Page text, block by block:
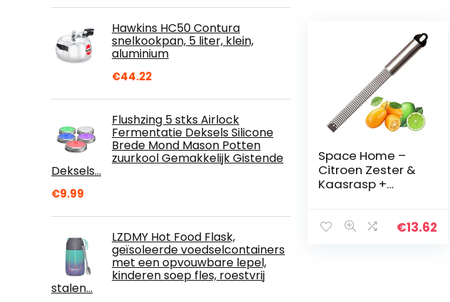
Hawkins HC50 Contura
snelkookpan, 5 liter, klein,
aluminium
€44.22
Flushzing 5 stks Airlock
Fermentatie Deksels Silicone
Brede Mond Mason Potten
zuurkool Gemakkelijk Gistende
Deksels…
€9.99
LZDMY Hot Food Flask,
geïsoleerde voedselcontainers
met een opvouwbare lepel,
kinderen soep fles, roestvrij
stalen…
Space Home –
Citroen Zester &
Kaasrasp +
kazen,
€13.62